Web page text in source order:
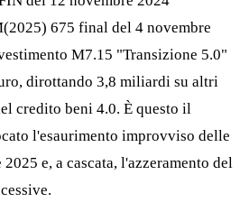
675 final del 4 novembre
M7.15 "Transizione 5.0"
dirottando 3,8 miliardi su altri
credito beni 4.0. È questo il
l'esaurimento improvviso delle
e, a cascata, l'azzeramento del